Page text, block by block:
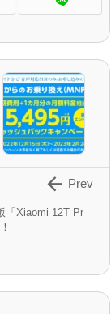
「Xiaomi 12T Pr
 Prev